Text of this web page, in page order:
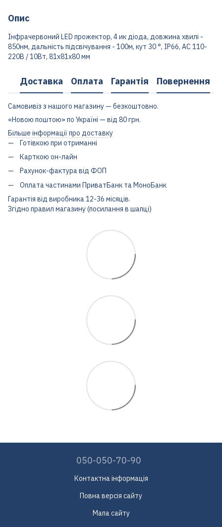
Опис
Інфрачервоний LED прожектор, 4 ик діода, довжина хвилі -
850нм, дальність підсвічування - 100м, кут 30 °, IP66, AC 110-
220В / 10Вт, 81x81х80 мм
Доставка Оплата Гарантія Повернення
Самовивіз з нашого магазину — безкоштовно.
«Новою поштою» по Україні — від 80 грн.
Більше інформації про доставку
Готівкою при отриманні
Карткою он-лайн
Рахунок-фактура від ФОП
Оплата частинами ПриватБанк та МоноБанк
Гарантія від виробника 12-36 місяців.
Згідно правил магазину (посилання в шапці)
050-050-70-90
Контактна інформація
Повна версія сайту
Мапа сайту